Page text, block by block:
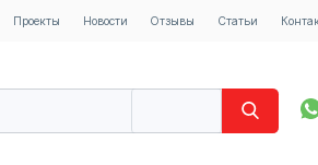
Проекты Новости Отзывы Статьи